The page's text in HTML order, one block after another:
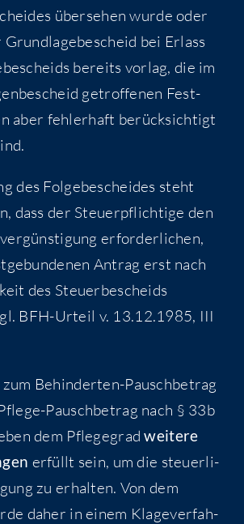
über­se­hen wur­de oder
bei Erlass
bereits vor­lag, die im
getrof­fe­nen Fest­
aber feh­ler­haft berück­sich­tigt
des Fol­ge­be­schei­des steht
dass der Steu­er­pflich­ti­ge den
erfor­der­li­chen,
Antrag erst nach
des Steu­er­be­scheids
BFH-Urteil v. 13.12.1985, III
Behin­der­ten-Pausch­be­trag
Pausch­be­trag nach § 33b
dem Pfle­ge­gradwei­te­re
erfüllt sein, um die steu­er­li­
zu erhal­ten. Von dem
daher in einem Kla­ge­ver­fah­